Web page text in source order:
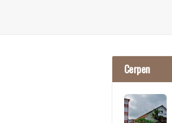
Cerpen